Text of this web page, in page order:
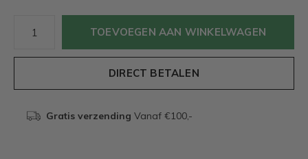
TOEVOEGEN AAN WINKELWAGEN
DIRECT BETALEN
Gratis verzending Vanaf €100,-